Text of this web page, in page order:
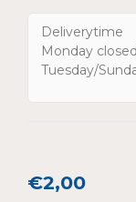
Deliverytime
Monday closed
Tuesday/
€2,00